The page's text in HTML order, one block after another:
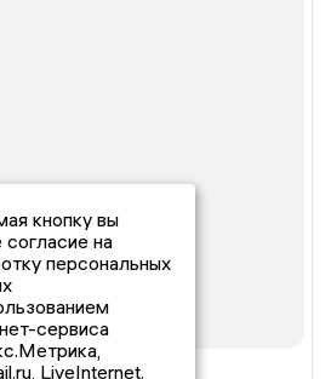
кнопку вы
на
персональных
сервиса
LiveInternet.